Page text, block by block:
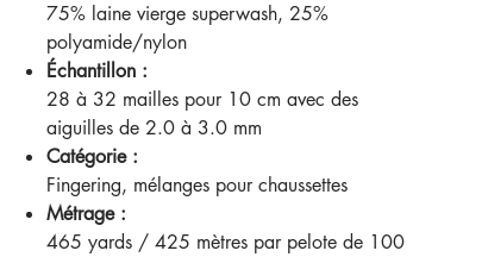
75% laine vierge superwash, 25%
polyamide/nylon
Échantillon :
28 à 32 mailles pour 10 cm avec des
aiguilles de 2.0 à 3.0 mm
Catégorie :
Fingering, mélanges pour chaussettes
Métrage :
465 yards / 425 mètres par pelote de 100